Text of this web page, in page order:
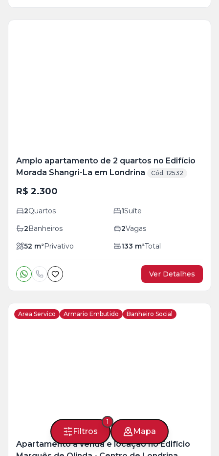
Filtros
1
Mapa
Amplo apartamento de 2 quartos no Edifício
Morada Shangri-La em Londrina
Cód. 12532
R$ 2.300
2Quartos 1Suíte
2Banheiros 2Vagas
52 m²Privativo 133 m²Total
Ver Detalhes
Area Servico Armario Embutido Banheiro Social
Apartamento à venda e locação no Edifício